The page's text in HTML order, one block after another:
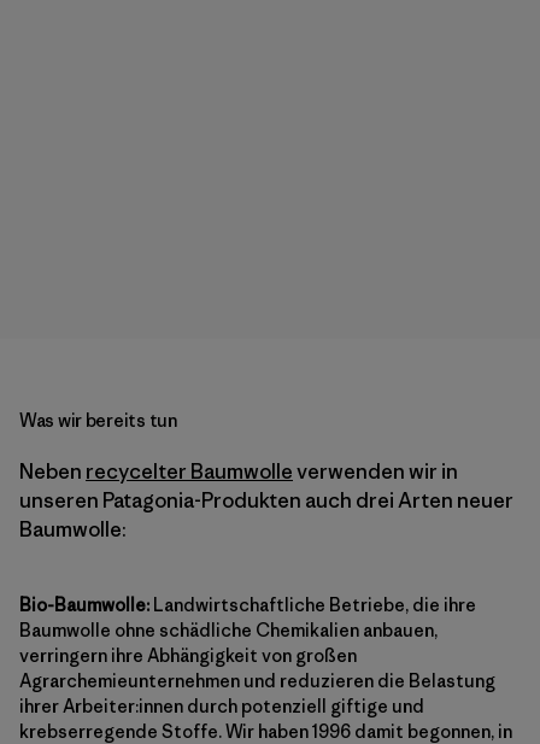
Was wir bereits tun
Neben recycelter Baumwolleverwenden wir in
unseren Patagonia-Produkten auch drei Arten neuer
Baumwolle:
Bio-Baumwolle: Landwirtschaftliche Betriebe, die ihre
Baumwolle ohne schädliche Chemikalien anbauen,
verringern ihre Abhängigkeit von großen
Agrarchemieunternehmen und reduzieren die Belastung
ihrer Arbeiter:innen durch potenziell giftige und
krebserregende Stoffe. Wir haben 1996 damit begonnen, in